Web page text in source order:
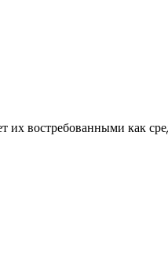
востребованными как